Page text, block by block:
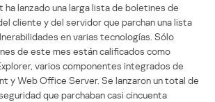
lanzado una larga lista de boletines de
cliente y del servidor que parchan una lista
en varias tecnologías. Sólo
de este mes están calificados como
varios componentes integrados de
y Web Office Server. Se lanzaron un total de
que parchaban casi cincuenta